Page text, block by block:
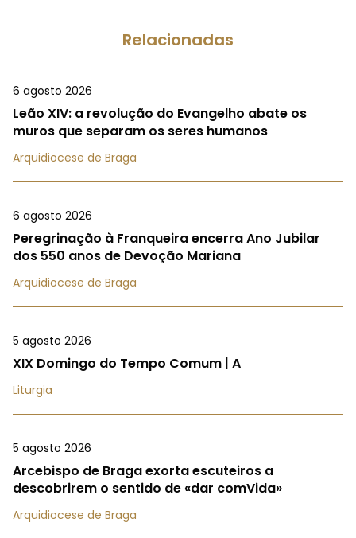
Relacionadas
6 agosto 2026
Leão XIV: a revolução do Evangelho abate os
muros que separam os seres humanos
Arquidiocese de Braga
6 agosto 2026
Peregrinação à Franqueira encerra Ano Jubilar
dos 550 anos de Devoção Mariana
Arquidiocese de Braga
5 agosto 2026
XIX Domingo do Tempo Comum | A
Liturgia
5 agosto 2026
Arcebispo de Braga exorta escuteiros a
descobrirem o sentido de «dar comVida»
Arquidiocese de Braga